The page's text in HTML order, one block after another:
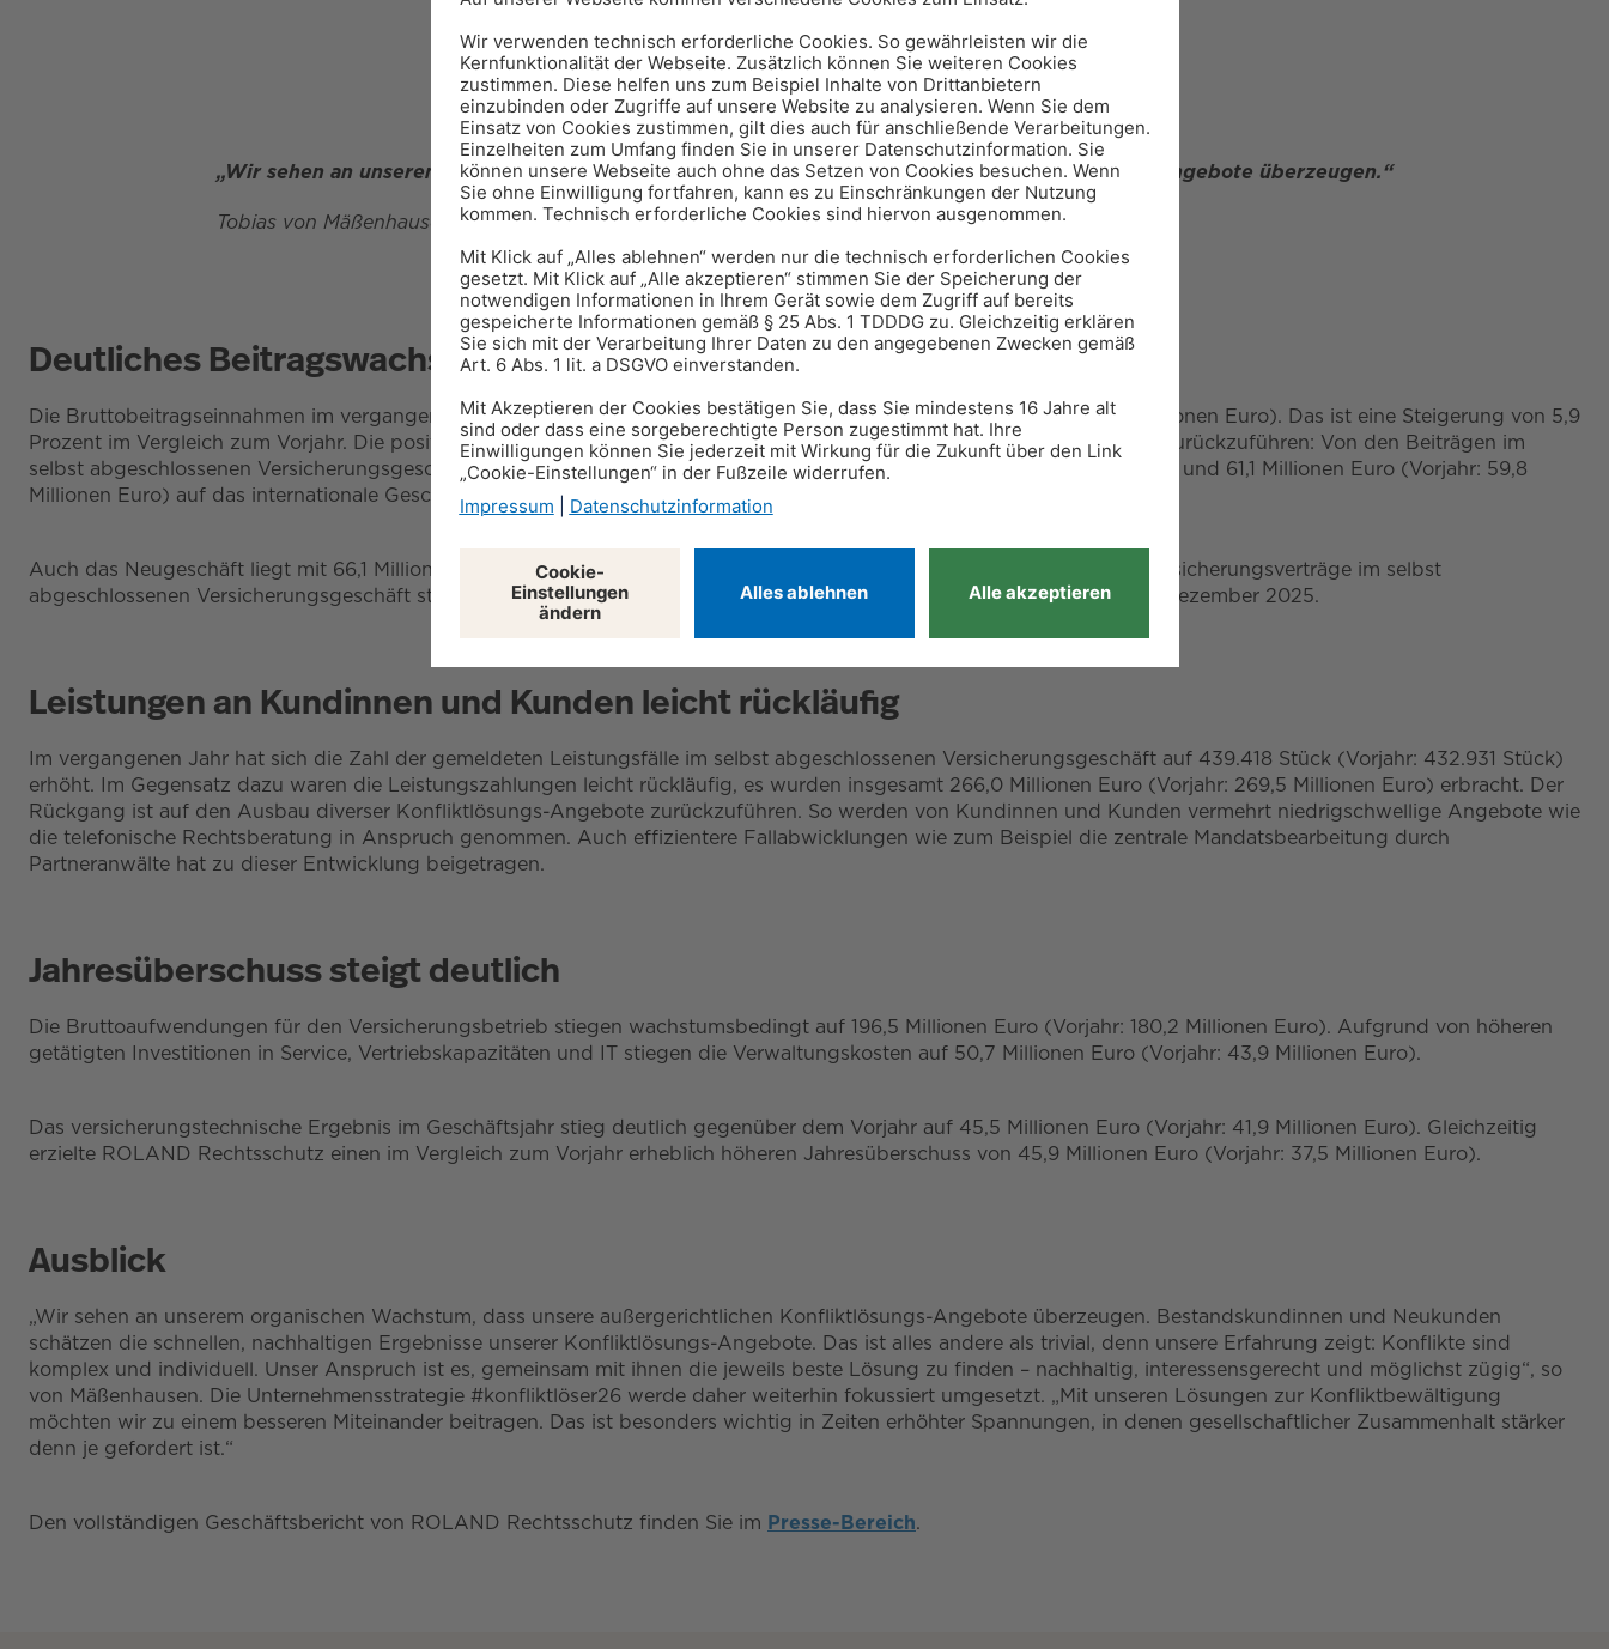
„Wir sehen an unserem organischen Wachstum, dass unsere außergerichtlichen Konfliktlösungs-Angebote überzeugen.“
Tobias von Mäßenhausen, CEO von ROLAND Rechtsschutz
Deutliches Beitragswachstum im In- und Ausland
Die Bruttobeitragseinnahmen im vergangenen Geschäftsjahr lagen insgesamt bei 625,0 Millionen Euro (Vorjahr: 590,1 Millionen Euro). Das ist eine Steigerung von 5,9
Prozent im Vergleich zum Vorjahr. Die positive Beitragsentwicklung ist hauptsächlich auf das inländische Direktgeschäft zurückzuführen: Von den Beiträgen im
selbst abgeschlossenen Versicherungsgeschäft entfielen 549,3 Millionen Euro (Vorjahr 517,3 Millionen Euro) auf das Inland und 61,1 Millionen Euro (Vorjahr: 59,8
Millionen Euro) auf das internationale Geschäft primär in Österreich und Italien.
Auch das Neugeschäft liegt mit 66,1 Millionen Euro über dem Vorjahresniveau von 62,9 Millionen Euro. Die Anzahl der Versicherungsverträge im selbst
abgeschlossenen Versicherungsgeschäft stieg von 1.844.551 Stück zum Ende des Vorjahres auf 1.854.849 Stück zum 31. Dezember 2025.
Leistungen an Kundinnen und Kunden leicht rückläufig
Im vergangenen Jahr hat sich die Zahl der gemeldeten Leistungsfälle im selbst abgeschlossenen Versicherungsgeschäft auf 439.418 Stück (Vorjahr: 432.931 Stück)
erhöht. Im Gegensatz dazu waren die Leistungszahlungen leicht rückläufig, es wurden insgesamt 266,0 Millionen Euro (Vorjahr: 269,5 Millionen Euro) erbracht. Der
Rückgang ist auf den Ausbau diverser Konfliktlösungs-Angebote zurückzuführen. So werden von Kundinnen und Kunden vermehrt niedrigschwellige Angebote wie
die telefonische Rechtsberatung in Anspruch genommen. Auch effizientere Fallabwicklungen wie zum Beispiel die zentrale Mandatsbearbeitung durch
Partneranwälte hat zu dieser Entwicklung beigetragen.
Jahresüberschuss steigt deutlich
Die Bruttoaufwendungen für den Versicherungsbetrieb stiegen wachstumsbedingt auf 196,5 Millionen Euro (Vorjahr: 180,2 Millionen Euro). Aufgrund von höheren
getätigten Investitionen in Service, Vertriebskapazitäten und IT stiegen die Verwaltungskosten auf 50,7 Millionen Euro (Vorjahr: 43,9 Millionen Euro).
Das versicherungstechnische Ergebnis im Geschäftsjahr stieg deutlich gegenüber dem Vorjahr auf 45,5 Millionen Euro (Vorjahr: 41,9 Millionen Euro). Gleichzeitig
erzielte ROLAND Rechtsschutz einen im Vergleich zum Vorjahr erheblich höheren Jahresüberschuss von 45,9 Millionen Euro (Vorjahr: 37,5 Millionen Euro).
Ausblick
„Wir sehen an unserem organischen Wachstum, dass unsere außergerichtlichen Konfliktlösungs-Angebote überzeugen. Bestandskundinnen und Neukunden
schätzen die schnellen, nachhaltigen Ergebnisse unserer Konfliktlösungs-Angebote. Das ist alles andere als trivial, denn unsere Erfahrung zeigt: Konflikte sind
komplex und individuell. Unser Anspruch ist es, gemeinsam mit ihnen die jeweils beste Lösung zu finden – nachhaltig, interessensgerecht und möglichst zügig“, so
von Mäßenhausen. Die Unternehmensstrategie #konfliktlöser26 werde daher weiterhin fokussiert umgesetzt. „Mit unseren Lösungen zur Konfliktbewältigung
möchten wir zu einem besseren Miteinander beitragen. Das ist besonders wichtig in Zeiten erhöhter Spannungen, in denen gesellschaftlicher Zusammenhalt stärker
denn je gefordert ist.“
Den vollständigen Geschäftsbericht von ROLAND Rechtsschutz finden Sie im Presse-Bereich.